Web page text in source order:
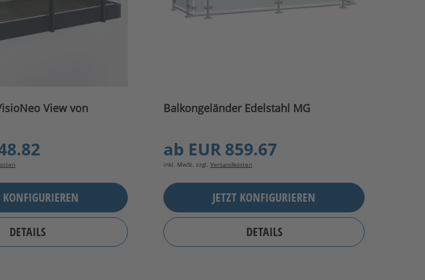
View von
KONFIGURIEREN
DETAILS
Balkongeländer Edelstahl MG
ab EUR 859.67
inkl. MwSt. zzgl. Versandkosten
JETZT KONFIGURIEREN
DETAILS